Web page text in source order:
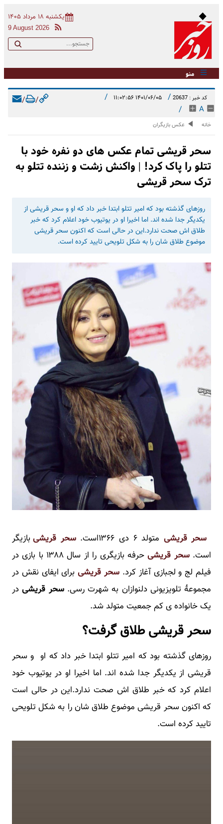
یکشنبه ۱۸ مرداد ۱۴۰۵
9 August 2026
منو
کد خبر : 20637 / ۱۴۰۱/۰۶/۰۵ ۱۱:۰۲:۵۶ /
A
/
/
/
خانه عکس بازیگران
سحر قریشی تمام عکس های دو نفره خود با
تتلو را پاک کرد! | واکنش زشت و زننده تتلو به
ترک سحر قریشی
روزهای گذشته بود که امیر تتلو ابتدا خبر داد که او و سحر قریشی از
یکدیگر جدا شده اند. اما اخیرا او در یوتیوب خود اعلام کرد که خبر
طلاق اش صحت ندارد.این در حالی است که اکنون سحر قریشی
موضوع طلاق شان را به شکل تلویحی تایید کرده است.
سحر قریشی متولد ۶ دی ۱۳۶۶است. سحر قریشی بازیگر
است.سحر قریشی
حرفه بازیگری را از سال ۱۳۸۸ با بازی در
فیلم لج و لجبازی آغاز کرد. سحر قریشی برای ایفای نقش در
مجموعهٔ تلویزیونی دلنوازان به شهرت رسی.سحر قریشی در
یک خانواده ی کم جمعیت متولد شد.
سحر قریشی طلاق گرفت؟
روزهای گذشته بود که امیر تتلو ابتدا خبر داد که او و سحر
قریشی از یکدیگر جدا شده اند. اما اخیرا او در یوتیوب خود
اعلام کرد که خبر طلاق اش صحت ندارد.این در حالی است
که اکنون سحر قریشی موضوع طلاق شان را به شکل تلویحی
تایید کرده است.